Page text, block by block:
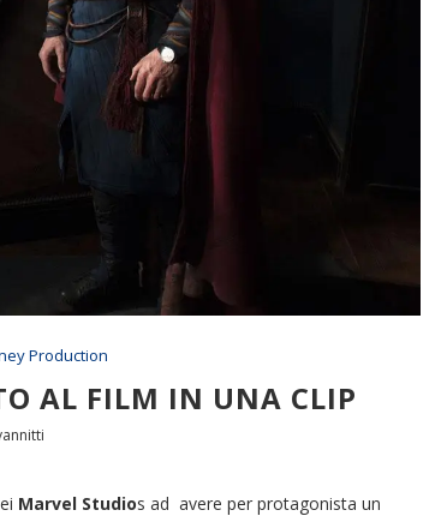
Production
AL FILM IN UNA CLIP
Marvel Studios ad avere per protagonista un